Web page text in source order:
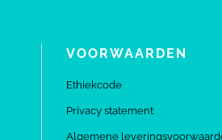
VOORWAARDEN
Ethiekcode
Privacy statement
Algemene